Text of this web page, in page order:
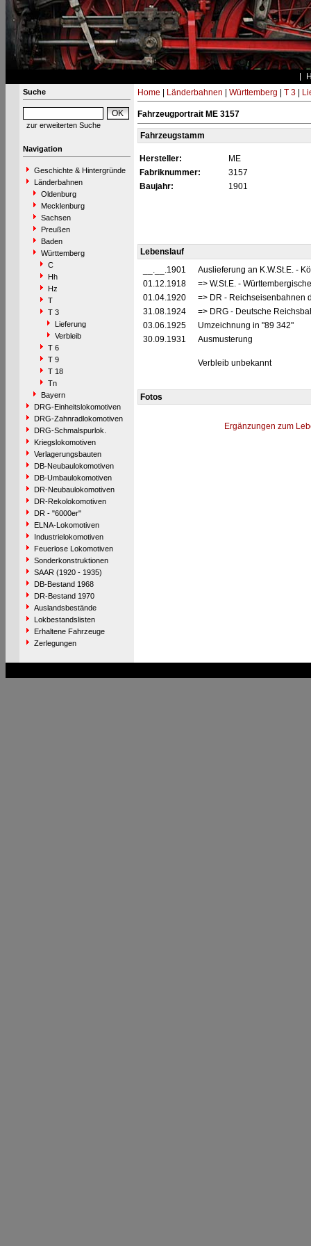
Suche
zur erweiterten Suche
Navigation
Geschichte & Hintergründe
Länderbahnen
Oldenburg
Mecklenburg
Sachsen
Preußen
Baden
Württemberg
C
Hh
Hz
T
T 3
Lieferung
Verbleib
T 6
T 9
T 18
Tn
Bayern
DRG-Einheitslokomotiven
DRG-Zahnradlokomotiven
DRG-Schmalspurlok.
Kriegslokomotiven
Verlagerungsbauten
DB-Neubaulokomotiven
DB-Umbaulokomotiven
DR-Neubaulokomotiven
DR-Rekolokomotiven
DR - "6000er"
ELNA-Lokomotiven
Industrielokomotiven
Feuerlose Lokomotiven
Sonderkonstruktionen
SAAR (1920 - 1935)
DB-Bestand 1968
DR-Bestand 1970
Auslandsbestände
Lokbestandslisten
Erhaltene Fahrzeuge
Zerlegungen
Home Länderbahnen Württemberg T 3|
Fahrzeugportrait ME 3157
Fahrzeugstamm
Hersteller:
ME
Fabriknummer:
3157
Baujahr:
1901
Lebenslauf
__.__.1901
Auslieferung an K.W.St.E. -
01.12.1918
=> W.St.E. -
01.04.1920
=> DR - Reichseisenbahnen
31.08.1924
=> DRG - Deutsche
03.06.1925
Umzeichnung in "89 342"
30.09.1931
Ausmusterung
Verbleib unbekannt
Fotos
Ergänzungen zum